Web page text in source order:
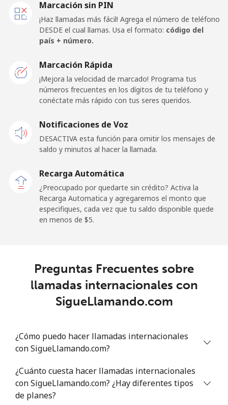
Línea fija
⁦13.5¢⁩
Papua New Guinea
Línea fija ⁦103.9¢⁩ 9 min por ⁦$10⁩ -
Paraguay
Línea fija ⁦2.5¢⁩
⁦4.7¢⁩ 212 min por ⁦$10⁩ ⁦7¢⁩
Peru
⁦0.8¢⁩
1250 min por
⁦$10⁩
Línea fija ⁦14.5¢⁩
Celular ⁦9.5¢⁩ 105 min por ⁦$10⁩
Poland
Marcación sin PIN
¡Haz llamadas más fácil! Agrega el número de teléfono
DESDE el cual llamas. Usa el formato: código del
país + número.
Marcación Rápida
¡Mejora la velocidad de marcado! Programa tus
números frecuentes en los dígitos de tu teléfono y
conéctate más rápido con tus seres queridos.
Notificaciones de Voz
DESACTIVA esta función para omitir los mensajes de
saldo y minutos al hacer la llamada.
Recarga Automática
¿Preocupado por quedarte sin crédito? Activa la
Recarga Automatica y agregaremos el monto que
especifiques, cada vez que tu saldo disponible quede
en menos de ⁦$5⁩.
Preguntas Frecuentes sobre
llamadas internacionales con
SigueLlamando.com
¿Cómo puedo hacer llamadas internacionales
con SigueLlamando.com?
¿Cuánto cuesta hacer llamadas internacionales
con SigueLlamando.com? ¿Hay diferentes tipos
de planes?